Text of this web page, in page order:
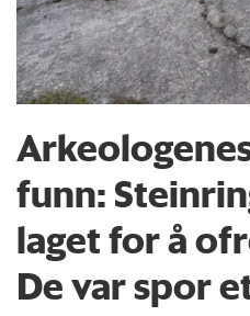
funn:
laget for å
De var spor